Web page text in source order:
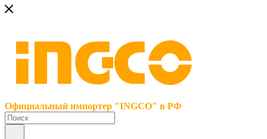
Официальный импортер "INGCO" в РФ